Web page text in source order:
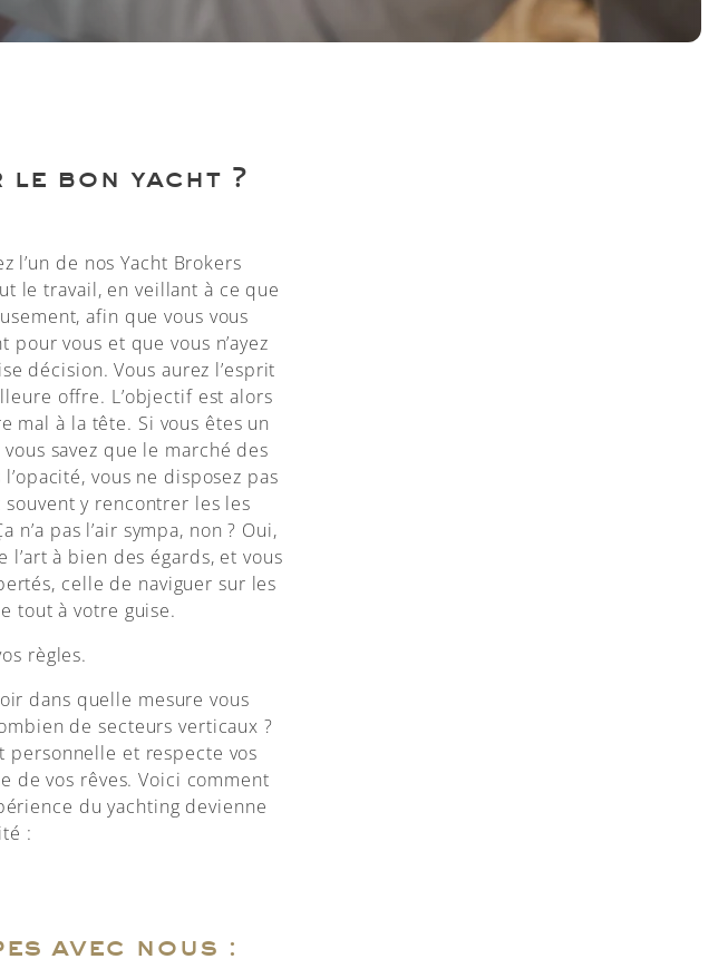
le bon yacht ?
l’un de nos Yacht Brokers
le travail, en veillant à ce que
afin que vous vous
vous et que vous n’ayez
décision. Vous aurez l’esprit
offre. L’objectif est alors
mal à la tête. Si vous êtes un
savez que le marché des
vous ne disposez pas
y rencontrer les les
n’a pas l’air sympa, non ? Oui,
à bien des égards, et vous
celle de naviguer sur les
tout à votre guise.
règles.
dans quelle mesure vous
de secteurs verticaux ?
et respecte vos
de vos rêves. Voici comment
du yachting devienne
:
avec nous :